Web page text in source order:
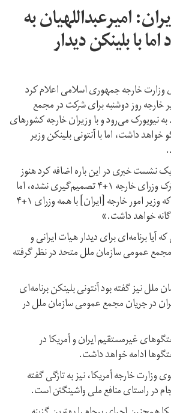
امیرعبداللهیان به
با بلینکن دیدار
خارجه جمهوری اسلامی اعلام کرد
خارجه روز دوشنبه برای شرکت در مجمع
نیویورک می‌رود و با وزیران خارجه کشورهای
خواهد داشت، اما با آنتونی بلینکن وزیر
نشست خبری در این باره اضافه کرد هنوز
درباره برگزاری نشست مشترک وزرای خارجه ۱+۴ تصمیم‌گیری نشده، اما
«چیزی که مهم است این که وزیر امور خارجه [ایران] با همه وزرای ۱+۴
خواهد داشت.»
آیا برنامه‌ای برای دیدار هیات ایرانی و
عمومی سازمان ملل متحد در نظر گرفته
ملل نیز گفته بود آنتونی بلینکن برنامه‌ای
در جریان مجمع عمومی سازمان ملل در
غیرمستقیم ایران و آمریکا در
ادامه خواهد داشت.
وزارت خارجه آمریکا، نیز به تازگی گفته
در راستای منافع ملی واشینگتن است.